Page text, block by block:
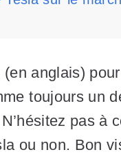
anglais)
toujours un
pas à
ou non. Bon